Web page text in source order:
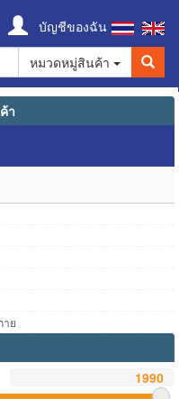
บัญชีของฉัน
หมวดหมู่สินค้า
า
ย